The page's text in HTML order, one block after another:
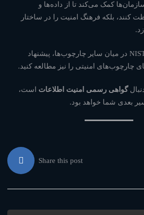
کمک می‌کند تا از داده‌ها و
بلکه فرهنگ امنیت را در ساختار
برای درک بهتر جایگاه NIST در میان سایر چارچوب‌ها، پیشنهاد
چارچوب‌های امنیتی را نیز مطالعه کنید.
گواهی رسمی امنیت اطلاعات است،
بعدی شما خواهد بود.
Share this post